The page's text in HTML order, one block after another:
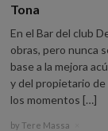
Tona
En el Bar del club
obras, pero nunca
base a la mejora
y del propietario
los momentos […]
by Tere Massa